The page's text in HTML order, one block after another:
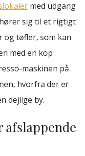
med udgang
sig til et rigtigt
og tøfler, som kan
med en kop
maskinen på
hvorfra der er
dejlige by.
afslappende